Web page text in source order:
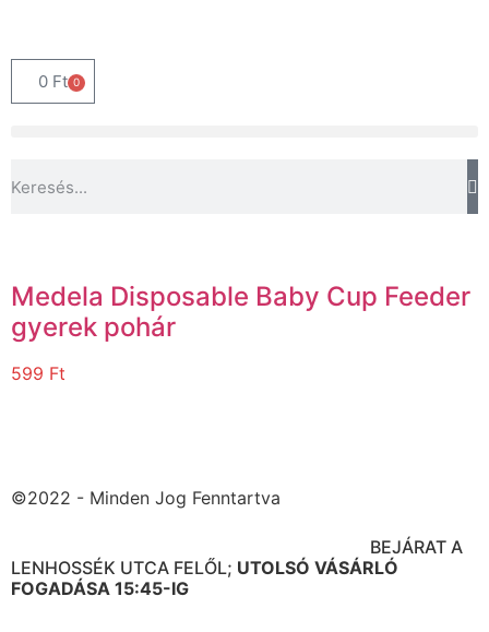
0 Ft 0
Medela Disposable Baby Cup Feeder
gyerek pohár
599 Ft
©2022 - Minden Jog Fenntartva
BEJÁRAT A
LENHOSSÉK UTCA FELŐL; UTOLSÓ VÁSÁRLÓ
FOGADÁSA 15:45-IG